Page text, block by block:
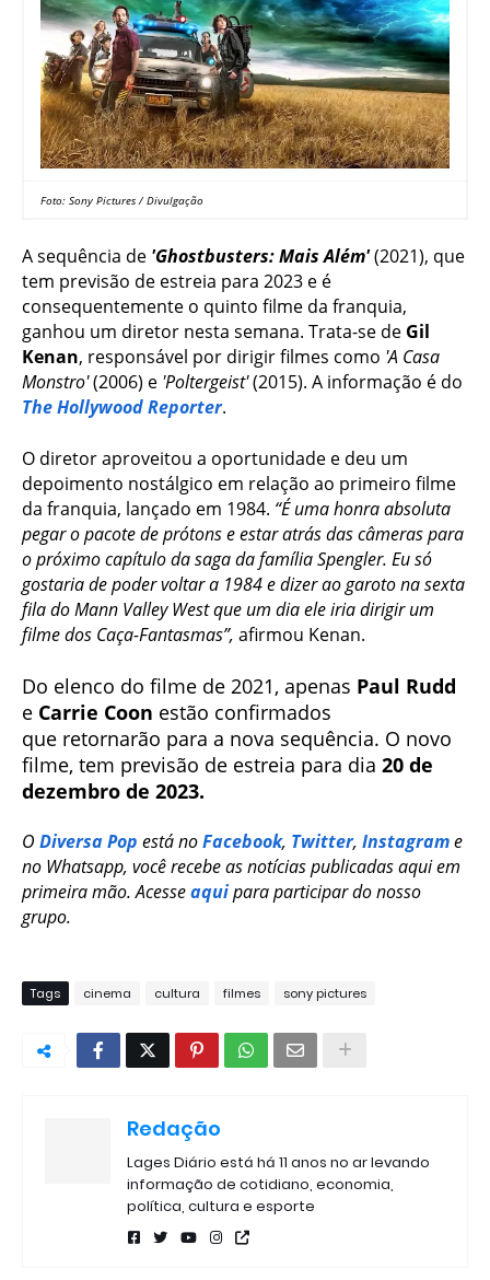
Foto: Sony Pictures / Divulgação
A sequência de 'Ghostbusters: Mais Além'(2021), que
tem previsão de estreia para 2023 e é
consequentemente o quinto filme da franquia,
ganhou um diretor nesta semana. Trata-se de Gil
Kenan, responsável por dirigir filmes como 'A Casa
Monstro'(2006) e 'Poltergeist'(2015). A informação é do
The Hollywood Reporter.
O diretor aproveitou a oportunidade e deu um
depoimento nostálgico em relação ao primeiro filme
da franquia, lançado em 1984. “É uma honra absoluta
pegar o pacote de prótons e estar atrás das câmeras para
o próximo capítulo da saga da família Spengler. Eu só
gostaria de poder voltar a 1984 e dizer ao garoto na sexta
fila do Mann Valley West que um dia ele iria dirigir um
filme dos Caça-Fantasmas”, afirmou Kenan.
Do elenco do filme de 2021, apenas Paul Rudd
e Carrie Coon estão confirmados
que retornarão para a nova sequência. O novo
filme, tem previsão de estreia para dia 20 de
dezembro de 2023.
O Diversa Pop está noFacebook, Twitter, Instagrame
no Whatsapp, você recebe as notícias publicadas aqui em
primeira mão. Acesseaquipara participar do nosso
grupo.
Tags cinema cultura filmes sony pictures
Redação
Lages Diário está há 11 anos no ar levando
informação de cotidiano, economia,
política, cultura e esporte